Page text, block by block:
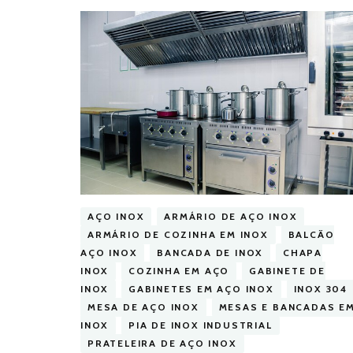
AÇO INOX
ARMÁRIO DE AÇO INOX
ARMÁRIO DE COZINHA EM INOX
BALCÃO
AÇO INOX
BANCADA DE INOX
CHAPA
INOX
COZINHA EM AÇO
GABINETE DE
INOX
GABINETES EM AÇO INOX
INOX 304
MESA DE AÇO INOX
MESAS E BANCADAS
INOX
PIA DE INOX INDUSTRIAL
PRATELEIRA DE AÇO INOX